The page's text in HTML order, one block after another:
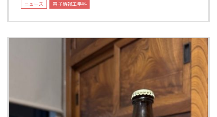
ニュース 電子情報工学科